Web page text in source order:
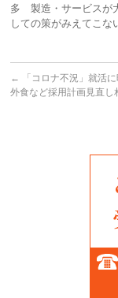
多 製造・サービスが
しての策がみえてこな
←
「コロナ不況」就活
外食など採用計画見直し